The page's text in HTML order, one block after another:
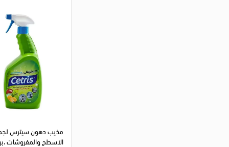
مذيب دهون سيترس
الاسطح والمفروشات